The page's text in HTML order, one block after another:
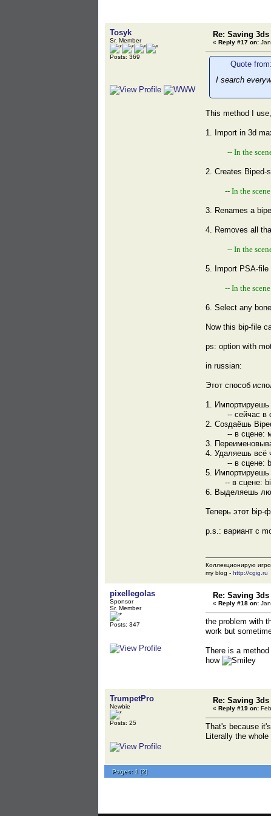
Tosyk
Sr. Member
Posts: 369
Re: Saving
« Reply #17 on:
Quote
I search
This method I
1. Import in 3d
-- In the
2. Creates Biped-
-- In the
3. Renames a
4. Removes all
-- In the
5. Import PSA-file
-- In the
6. Select any
Now this bip-file
ps: option with
in russian:
Этот способ
1. Импортируешь
-- сейчас в
2. Создаёшь
-- в сцене:
3.
4. Удаляешь всё
-- в сцене:
5.
-- в сцене:
6. Выделяешь
Теперь этот bip-
p.s.: вариант с
Коллекционирую
my blog - http://cgig.ru
pixellegolas
Sponsor
Sr. Member
Posts: 347
Re: Saving
« Reply #18 on:
the problem with
work but
There is a
how
TrumpetPro
Newbie
Posts: 25
Re: Saving
« Reply #19 on:
That's because
Literally the
Pages: 1 [2]